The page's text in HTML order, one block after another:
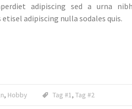
adipiscing sed a urna
adipiscing nulla sodales quis.
, Hobby Tag #1 , Tag #2